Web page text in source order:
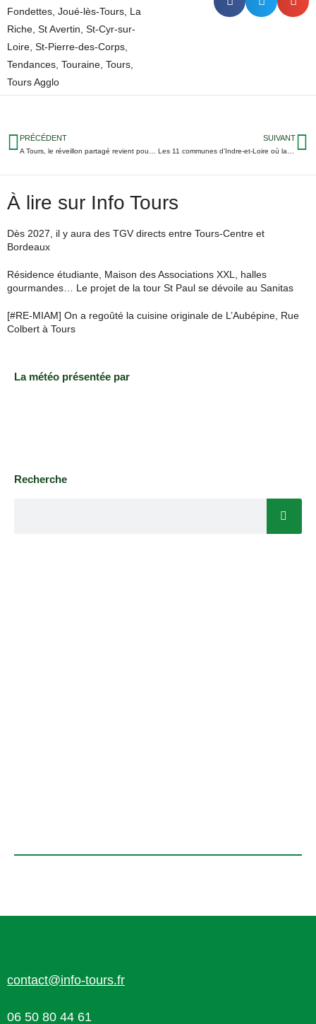
Fondettes Joué-lès-Tours La
Riche St Avertin St-Cyr-sur-
Loire St-Pierre-des-Corps
Tendances Touraine Tours
Tours Agglo
PRÉCÉDENT SUIVANT
À lire sur Info Tours
Dès 2027, il y aura des TGV directs entre Tours-Centre et
Bordeaux
Résidence étudiante, Maison des Associations XXL, halles
gourmandes… Le projet de la tour St Paul se dévoile au Sanitas
[#RE-MIAM] On a regoûté la cuisine originale de L’Aubépine, Rue
Colbert à Tours
La météo présentée par
Recherche
contact@info-tours.fr
06 50 80 44 61